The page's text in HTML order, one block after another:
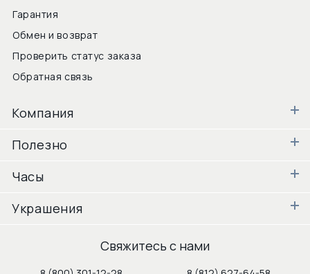
Гарантия
Обмен и возврат
Проверить статус заказа
Обратная связь
Компания
Полезно
Часы
Украшения
Свяжитесь с нами